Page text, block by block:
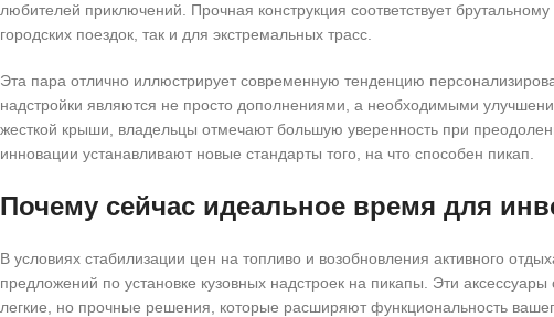
любителей приключений. Прочная конструкция соответствует
городских поездок, так и для экстремальных трасс.
Эта пара отлично иллюстрирует современную тенденцию
надстройки являются не просто дополнениями, а необходимыми
жесткой крыши, владельцы отмечают большую уверенность при
инновации устанавливают новые стандарты того, на что способен пикап.
Почему сейчас идеальное время для
В условиях стабилизации цен на топливо и возобновления активного
предложений по установке кузовных надстроек на пикапы. Эти
легкие, но прочные решения, которые расширяют функциональность